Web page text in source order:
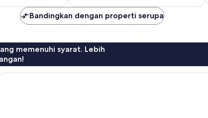
Bandingkan dengan properti serupa
memenuhi syarat. Lebih